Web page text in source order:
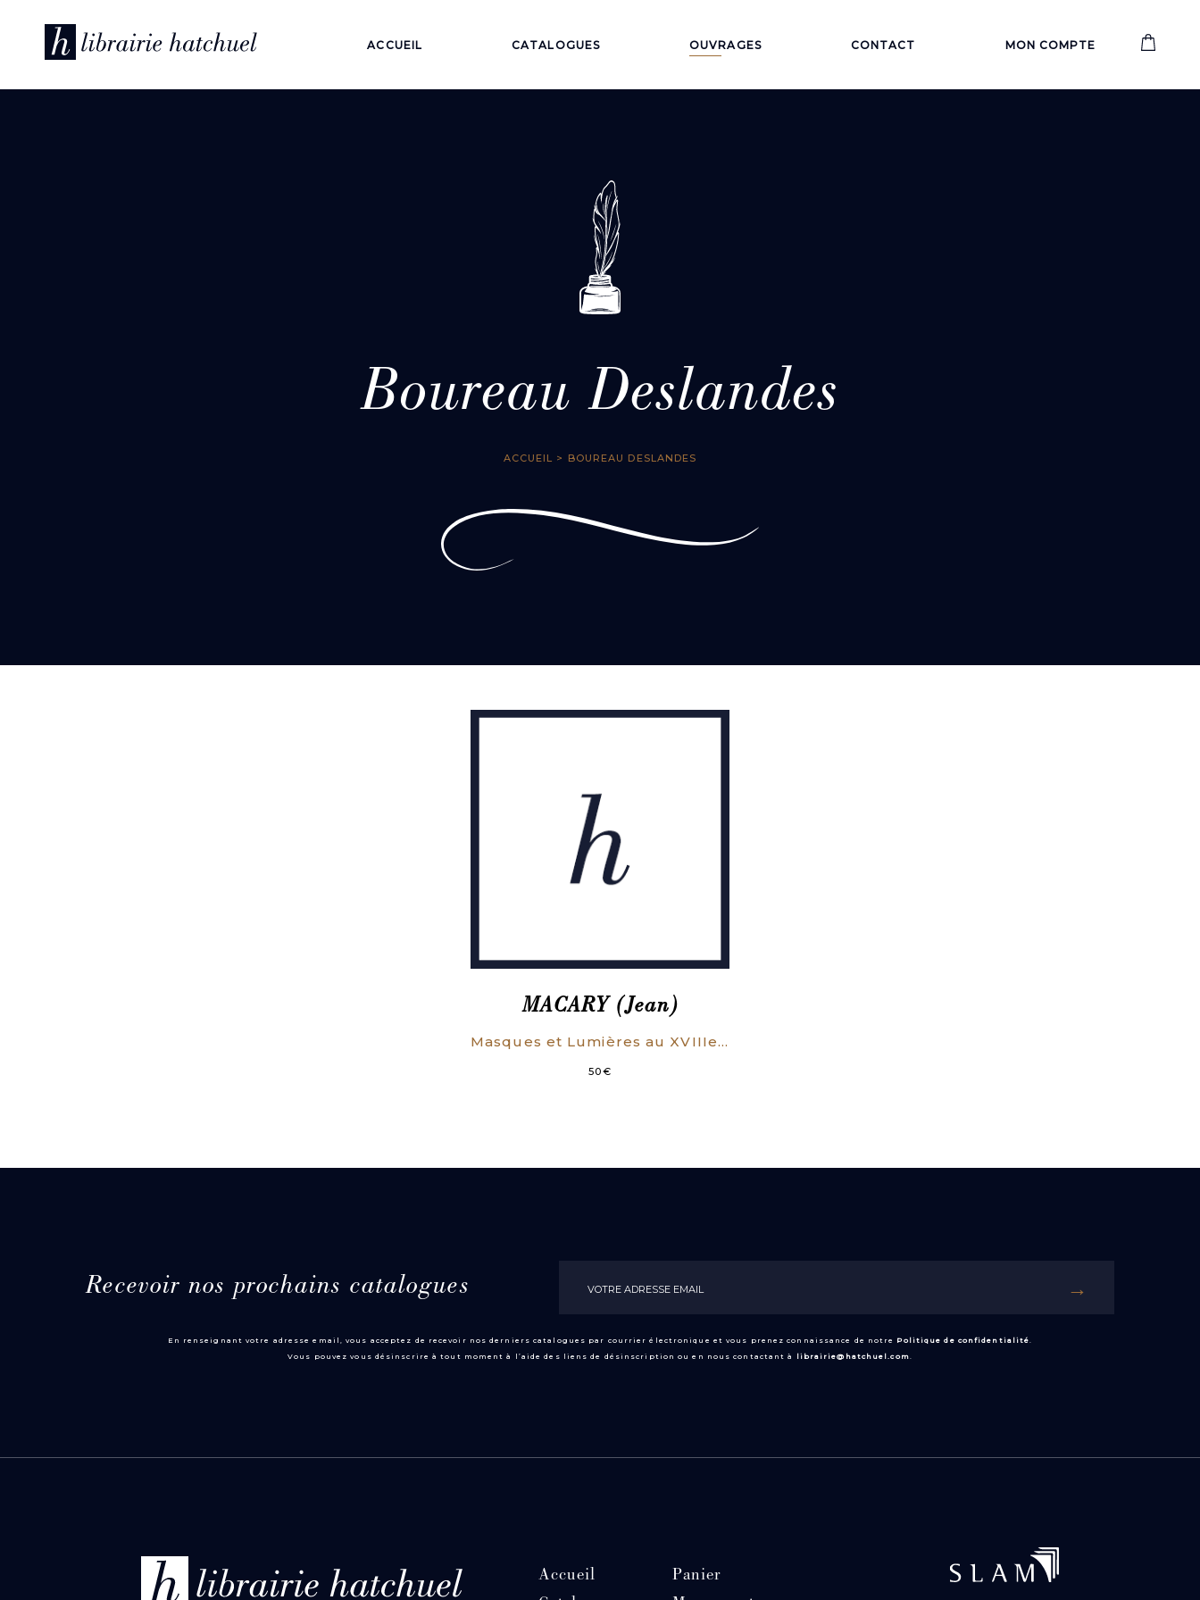
ACCUEIL CATALOGUES OUVRAGES CONTACT MON COMPTE
Boureau Deslandes
ACCUEIL > BOUREAU DESLANDES
MACARY (Jean)
Masques et Lumières au XVIIIe siècle : André-François Deslandes «citoyen-philosophe» (1689-1757),
50€
Recevoir nos prochains catalogues
En renseignant votre adresse email, vous acceptez de recevoir nos derniers catalogues par courrier électronique et vous prenez connaissance de notre Politique de confidentialité.
Vous pouvez vous désinscrire à tout moment à l’aide des liens de désinscription ou en nous contactant à
librairie@hatchuel.com.
Accueil
Panier